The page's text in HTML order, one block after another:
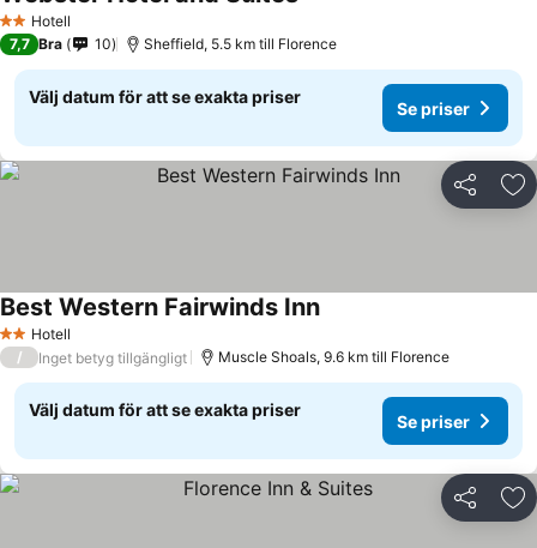
2 Stjärnor
Hotell
7,7 Bra 10 Sheffield, 5.5 km till Florence
Välj datum för att se exakta priser
Se priser
Dela
2 Stjärnor
Hotell
Best Western Fairwinds Inn
/ Inget betyg tillgängligt Muscle Shoals, 9.6 km till Florence
Välj datum för att se exakta priser
Se priser
Dela